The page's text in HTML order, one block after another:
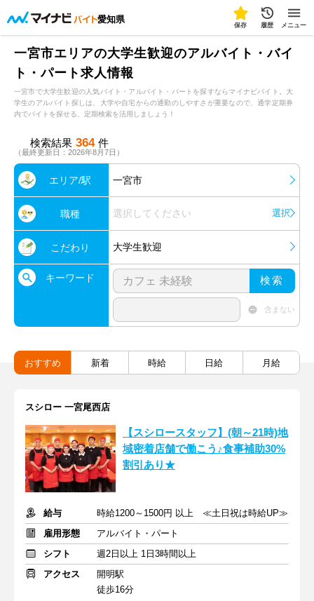
愛知県
保存 履歴 メニュー
一宮市エリアの大学生歓迎のアルバイト・バイ
ト・パート求人情報
一宮市で大学生歓迎の人気バイト・アルバイト・パートを探すならマイナビバイト。大
学生のアルバイト探しは、大学や自宅からの通勤のしやすさが重要なので、通学定期券
内でバイトを探せる、定期検索を活用しましょう！
検索結果 364 件
（最終更新日：2026年8月7日）
エリア/駅 一宮市
職種 選択してください 選択
こだわり 大学生歓迎
キーワード 検索
含まない
おすすめ 新着 時給 日給 月給
スシロー 一宮尾西店
【スシロースタッフ】(朝～21時)地
域密着店舗で働こう♪食事補助30%
割引あり★
給与
時給1200～1500円 以上 ≪土日祝は時給UP≫
雇用形態
アルバイト・パート
シフト
週2日以上 1日3時間以上
アクセス
開明駅
徒歩16分